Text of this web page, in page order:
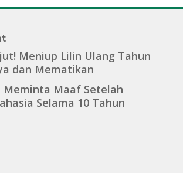
Meniup Lilin Ulang Tahun
dan Mematikan
Meminta Maaf Setelah
Selama 10 Tahun